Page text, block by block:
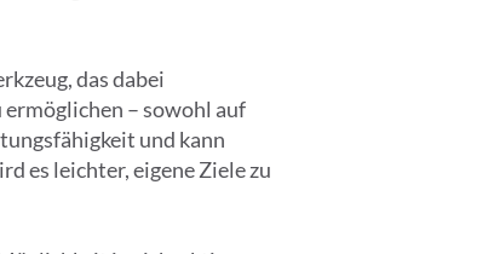
das dabei
ermöglichen – sowohl auf
und kann
es leichter, eigene Ziele zu